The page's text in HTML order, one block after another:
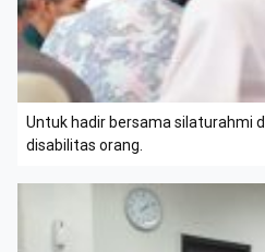
Untuk hadir bersama silaturahmi
disabilitas orang.